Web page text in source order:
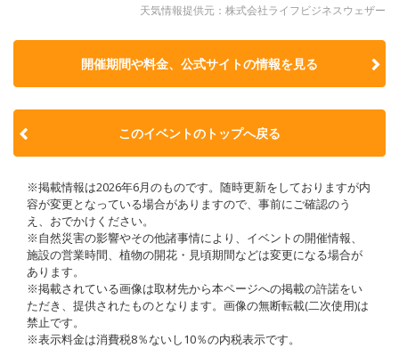
天気情報提供元：株式会社ライフビジネスウェザー
開催期間や料金、公式サイトの情報を見る
このイベントのトップへ戻る
※掲載情報は2026年6月のものです。随時更新をしておりますが内
容が変更となっている場合がありますので、事前にご確認のう
え、おでかけください。
※自然災害の影響やその他諸事情により、イベントの開催情報、
施設の営業時間、植物の開花・見頃期間などは変更になる場合が
あります。
※掲載されている画像は取材先から本ページへの掲載の許諾をい
ただき、提供されたものとなります。画像の無断転載(二次使用)は
禁止です。
※表示料金は消費税8％ないし10％の内税表示です。